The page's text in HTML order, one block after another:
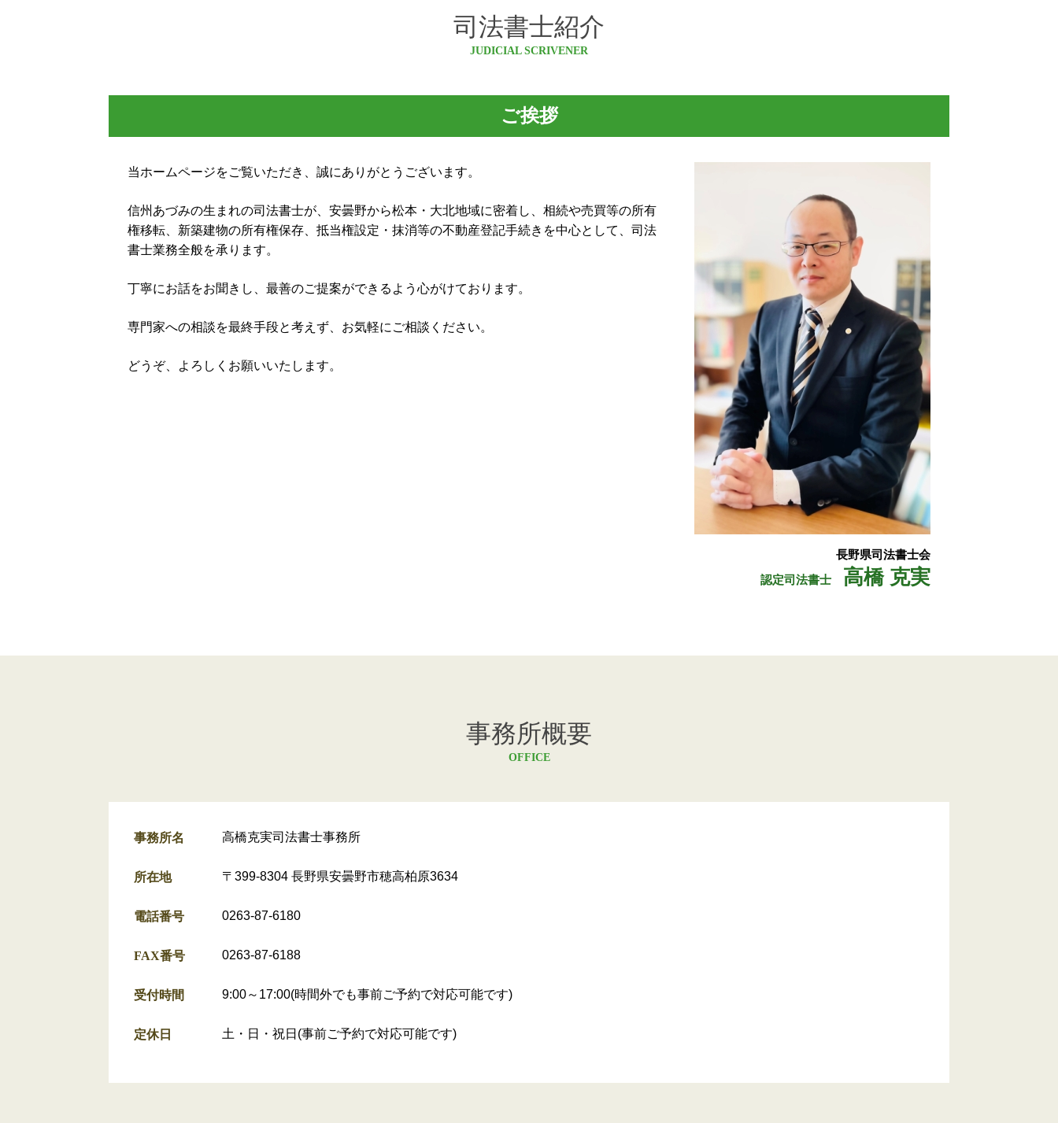
新築 登記 費用
抵当権 抹消 登記
役員 退任 登記
株式 会社 設立
増資 登記
金銭 トラブル 相談
弁済 供託
悪徳商法 種類
執行 供託
相続 登記
小谷村 不動産登記 司法書士
松川村 登記
小谷村 司法書士
安曇野市 相続
松本市 登記
小谷村 会社設立
松川村 会社設立
司法書士紹介
JUDICIAL SCRIVENER
ご挨拶
長野県司法書士会
認定司法書士
高橋 克実
当ホームページをご覧いただき、誠にありがとうございます。
信州あづみの生まれの司法書士が、安曇野から松本・大北地域に密着し、相続や売買等の所有
権移転、新築建物の所有権保存、抵当権設定・抹消等の不動産登記手続きを中心として、司法
書士業務全般を承ります。
丁寧にお話をお聞きし、最善のご提案ができるよう心がけております。
専門家への相談を最終手段と考えず、お気軽にご相談ください。
どうぞ、よろしくお願いいたします。
事務所概要
OFFICE
事務所名 高橋克実司法書士事務所
所在地 〒399-8304 長野県安曇野市穂高柏原3634
電話番号 0263-87-6180
FAX番号 0263-87-6188
受付時間 9:00～17:00(時間外でも事前ご予約で対応可能です)
定休日 土・日・祝日(事前ご予約で対応可能です)